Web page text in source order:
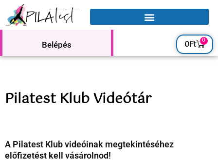
Belépés 0Ft 0
Pilatest Klub Videótár
A Pilatest Klub videóinak megtekintéséhez
előfizetést kell vásárolnod!